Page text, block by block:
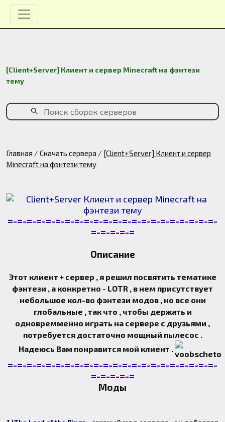
[Client+Server] Клиент и сервер Minecraft на фэнтези
тему
Главная Скачать сервера
[Client+Server] Клиент и сервер
Minecraft на фэнтези тему
=-=-=-=-=-=-=-=-=-=-=-=-=-=-=-=-=-=-=-=-=-=-
=-=-=-=-=
Описание
Этот клиент + сервер , я решил посвятить тематике
фэнтези , а конкретно - LOTR , в нем присутствует
небольшое кол-во фэнтези модов , но все они
глобальные , так что , чтобы держать и
одновремменно играть на сервере с друзьями ,
потребуется достаточно мощный пылесос .
Надеюсь Вам понравится мой клиент .
=-=-=-=-=-=-=-=-=-=-=-=-=-=-=-=-=-=-=-=-=-=-
=-=-=-=-=
Моды